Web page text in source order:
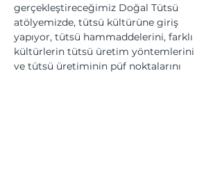
gerçekleştireceğimiz Doğal Tütsü
atölyemizde, tütsü kültürüne giriş
yapıyor, tütsü hammaddelerini, farklı
kültürlerin tütsü üretim yöntemlerini
ve tütsü üretiminin püf noktalarını